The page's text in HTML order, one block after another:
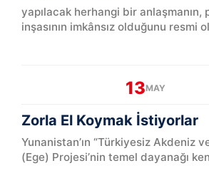
yapılacak herhangi bir anlaşmanın,
inşasının imkânsız olduğunu resmi
13MAY
Zorla El Koymak İstiyorlar
Yunanistan’ın “Türkiyesiz Akdeniz
(Ege) Projesi’nin temel dayanağı